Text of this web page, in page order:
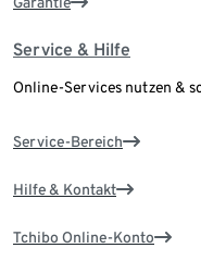
Service & Hilfe
Online-Services nutzen &
Service-Bereich
Hilfe & Kontakt
Tchibo Online-Konto